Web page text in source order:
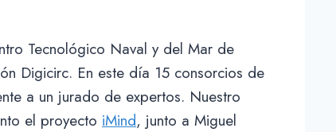
Tecnológico Naval y del Mar de
Digicirc. En este día 15 consorcios de
a un jurado de expertos. Nuestro
el proyecto iMind, junto a Miguel